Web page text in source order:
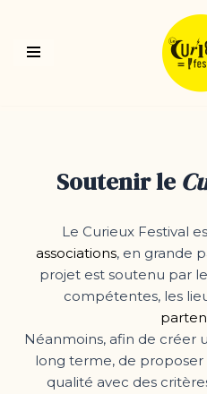
Aller
Soutenir le
Le Curieux Festival
associations, en grande
projet est soutenu par
compétentes, les
Néanmoins, afin de créer
long terme, de
qualité avec des